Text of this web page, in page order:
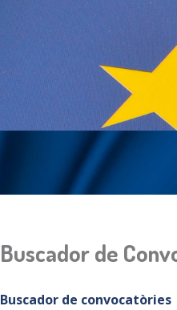
Buscador de
Buscador de convocatòries